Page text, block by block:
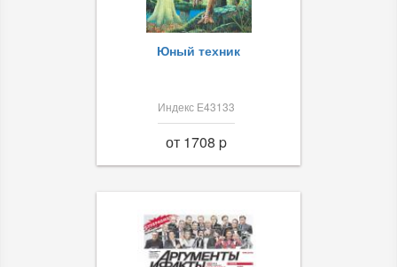
Юный техник
Индекс Е43133
от 1708 p